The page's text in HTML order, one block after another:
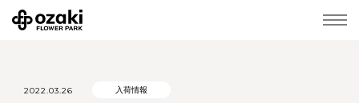
2022.03.26 入荷情報